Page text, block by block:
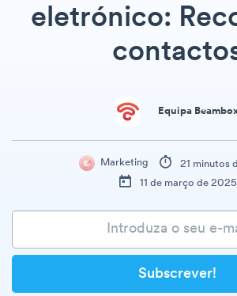
eletrónico:
Equipa
Marketing
21 minutos
11 de março de 2025